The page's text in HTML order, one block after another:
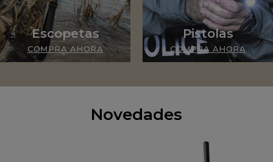
Escopetas
COMPRA AHORA
Pistolas
COMPRA AHORA
Novedades